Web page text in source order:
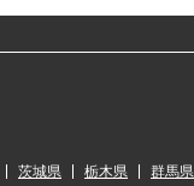
茨城県 栃木県 群馬県